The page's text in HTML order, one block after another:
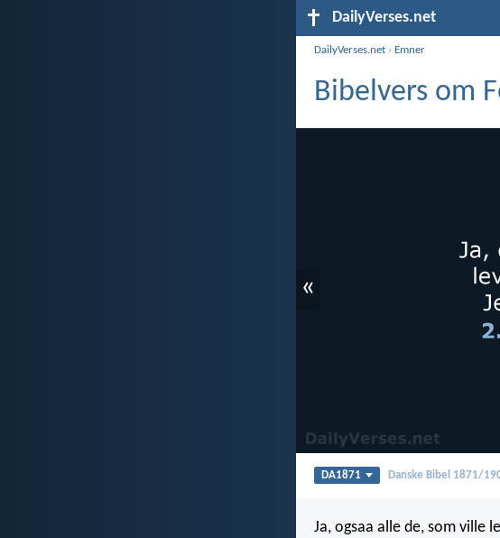
DailyVerses.net
DailyVerses.net › Emner
Bibelvers om
«
DA1871 Danske Bibel 1871/
Ja, ogsaa alle de, som ville